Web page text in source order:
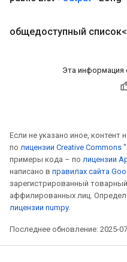
общедоступный список<
Эта информация
Если не указано иное, контент
по лицензии Creative Commons
примеры кода – по лицензии
написано в правилах сайта
зарегистрированный
аффилированных лиц.
лицензии numpy.
Последнее обновление: 2025-